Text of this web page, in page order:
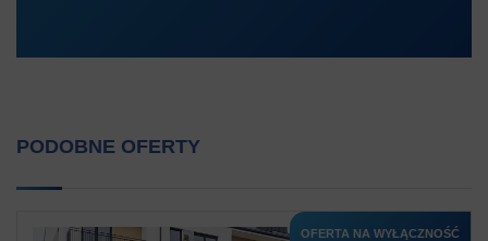
PODOBNE OFERTY
OFERTA NA WYŁĄCZNOŚĆ